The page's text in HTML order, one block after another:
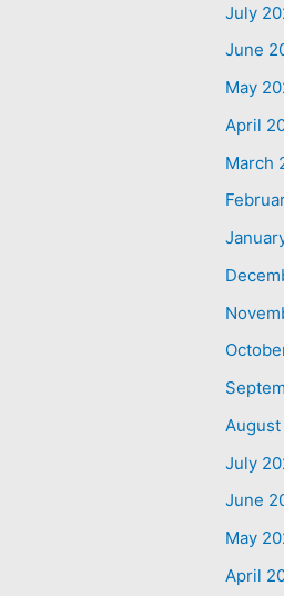
July
June
May
April
March
July
June
May
April